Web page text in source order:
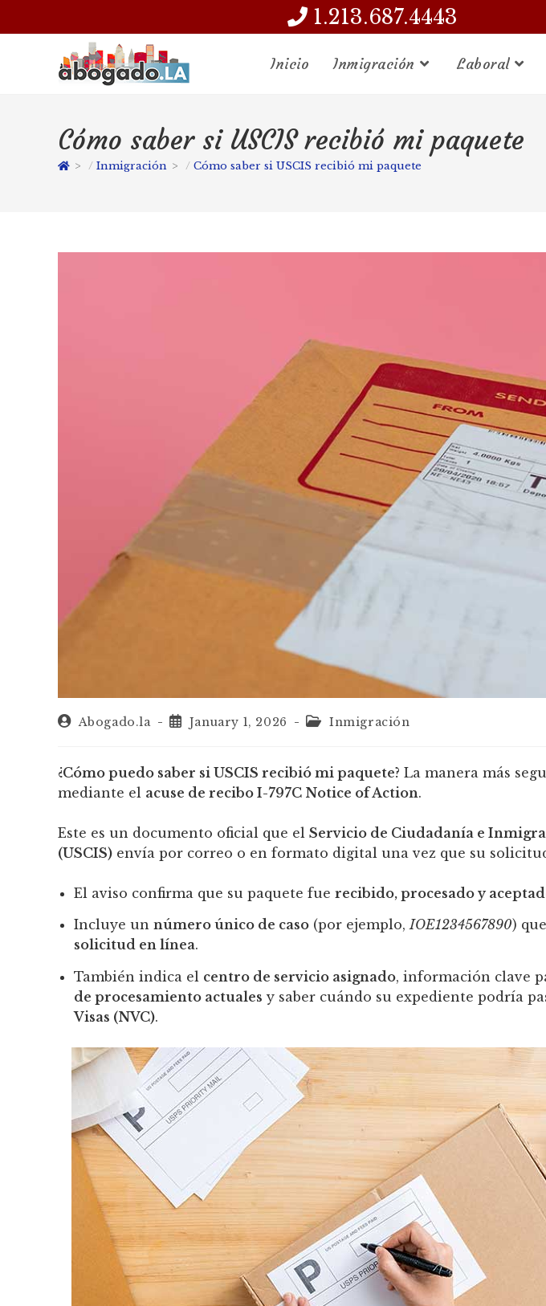
1.213.687.4443
Inicio Inmigración Laboral
Cómo saber si USCIS recibió mi paquete
> Inmigración > Cómo saber si USCIS recibió mi paquete
Abogado.la January 1, 2026 Inmigración
¿Cómo puedo saber si USCIS recibió mi paquete? La manera más
mediante el acuse de recibo I-797C Notice of Action.
Este es un documento oficial que el Servicio de Ciudadanía e
(USCIS) envía por correo o en formato digital una vez que su
El aviso confirma que su paquete fue recibido, procesado y
Incluye un número único de caso (por ejemplo,IOE1234567890)
solicitud en línea.
También indica el centro de servicio asignado, información clave
de procesamiento actuales y saber cuándo su expediente podría
Visas (NVC).